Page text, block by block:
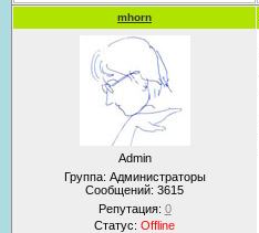
mhorn
Admin
Группа: Администраторы
Сообщений: 3615
Репутация: 0
Статус: Offline